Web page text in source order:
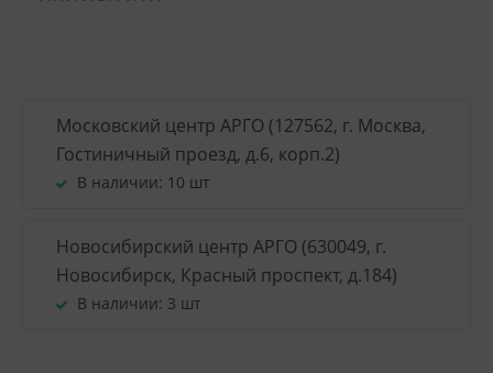
Московский центр АРГО (127562, г. Москва,
Гостиничный проезд, д.6, корп.2)
В наличии: 10 шт
Новосибирский центр АРГО (630049, г.
Новосибирск, Красный проспект, д.184)
В наличии: 3 шт